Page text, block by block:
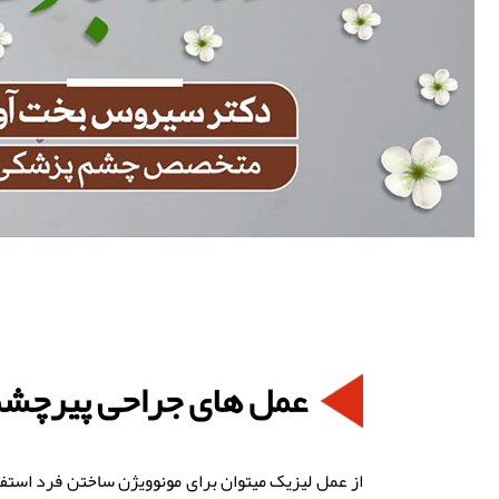
عمل های جراحی